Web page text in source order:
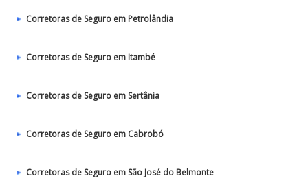
Corretoras de Seguro em Petrolândia
Corretoras de Seguro em Itambé
Corretoras de Seguro em Sertânia
Corretoras de Seguro em Cabrobó
Corretoras de Seguro em São José do Belmonte